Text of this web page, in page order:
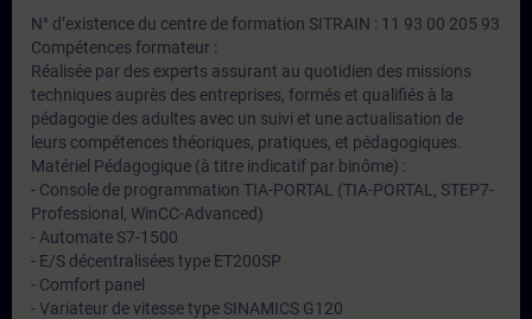
N° d’existence du centre de formation SITRAIN : 11 93 00 205 93
Compétences formateur :
Réalisée par des experts assurant au quotidien des missions
techniques auprès des entreprises, formés et qualifiés à la
pédagogie des adultes avec un suivi et une actualisation de
leurs compétences théoriques, pratiques, et pédagogiques.
Matériel Pédagogique (à titre indicatif par binôme) :
- Console de programmation TIA-PORTAL (TIA-PORTAL, STEP7-
Professional, WinCC-Advanced)
- Automate S7-1500
- E/S décentralisées type ET200SP
- Comfort panel
- Variateur de vitesse type SINAMICS G120